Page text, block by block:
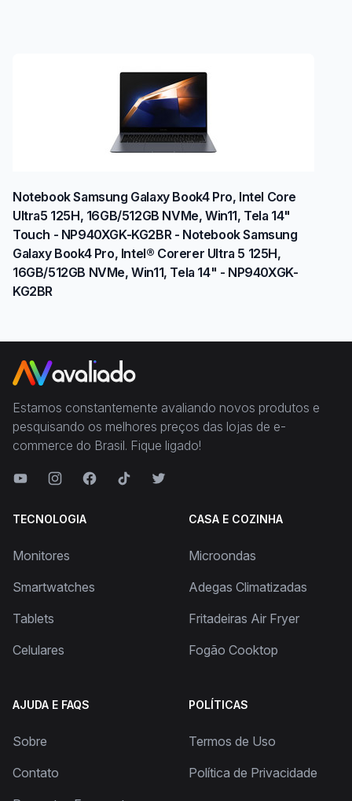
Notebook Samsung Galaxy Book4 Pro, Intel Core
Ultra5 125H, 16GB/512GB NVMe, Win11, Tela 14"
Touch - NP940XGK-KG2BR - Notebook Samsung
Galaxy Book4 Pro, Intel® Corerer Ultra 5 125H,
16GB/512GB NVMe, Win11, Tela 14" - NP940XGK-
KG2BR
Estamos constantemente avaliando novos produtos e
pesquisando os melhores preços das lojas de e-
commerce do Brasil. Fique ligado!
TECNOLOGIA
Monitores
Smartwatches
Tablets
Celulares
CASA E COZINHA
Microondas
Adegas Climatizadas
Fritadeiras Air Fryer
Fogão Cooktop
AJUDA E FAQS
Sobre
Contato
POLÍTICAS
Termos de Uso
Política de Privacidade